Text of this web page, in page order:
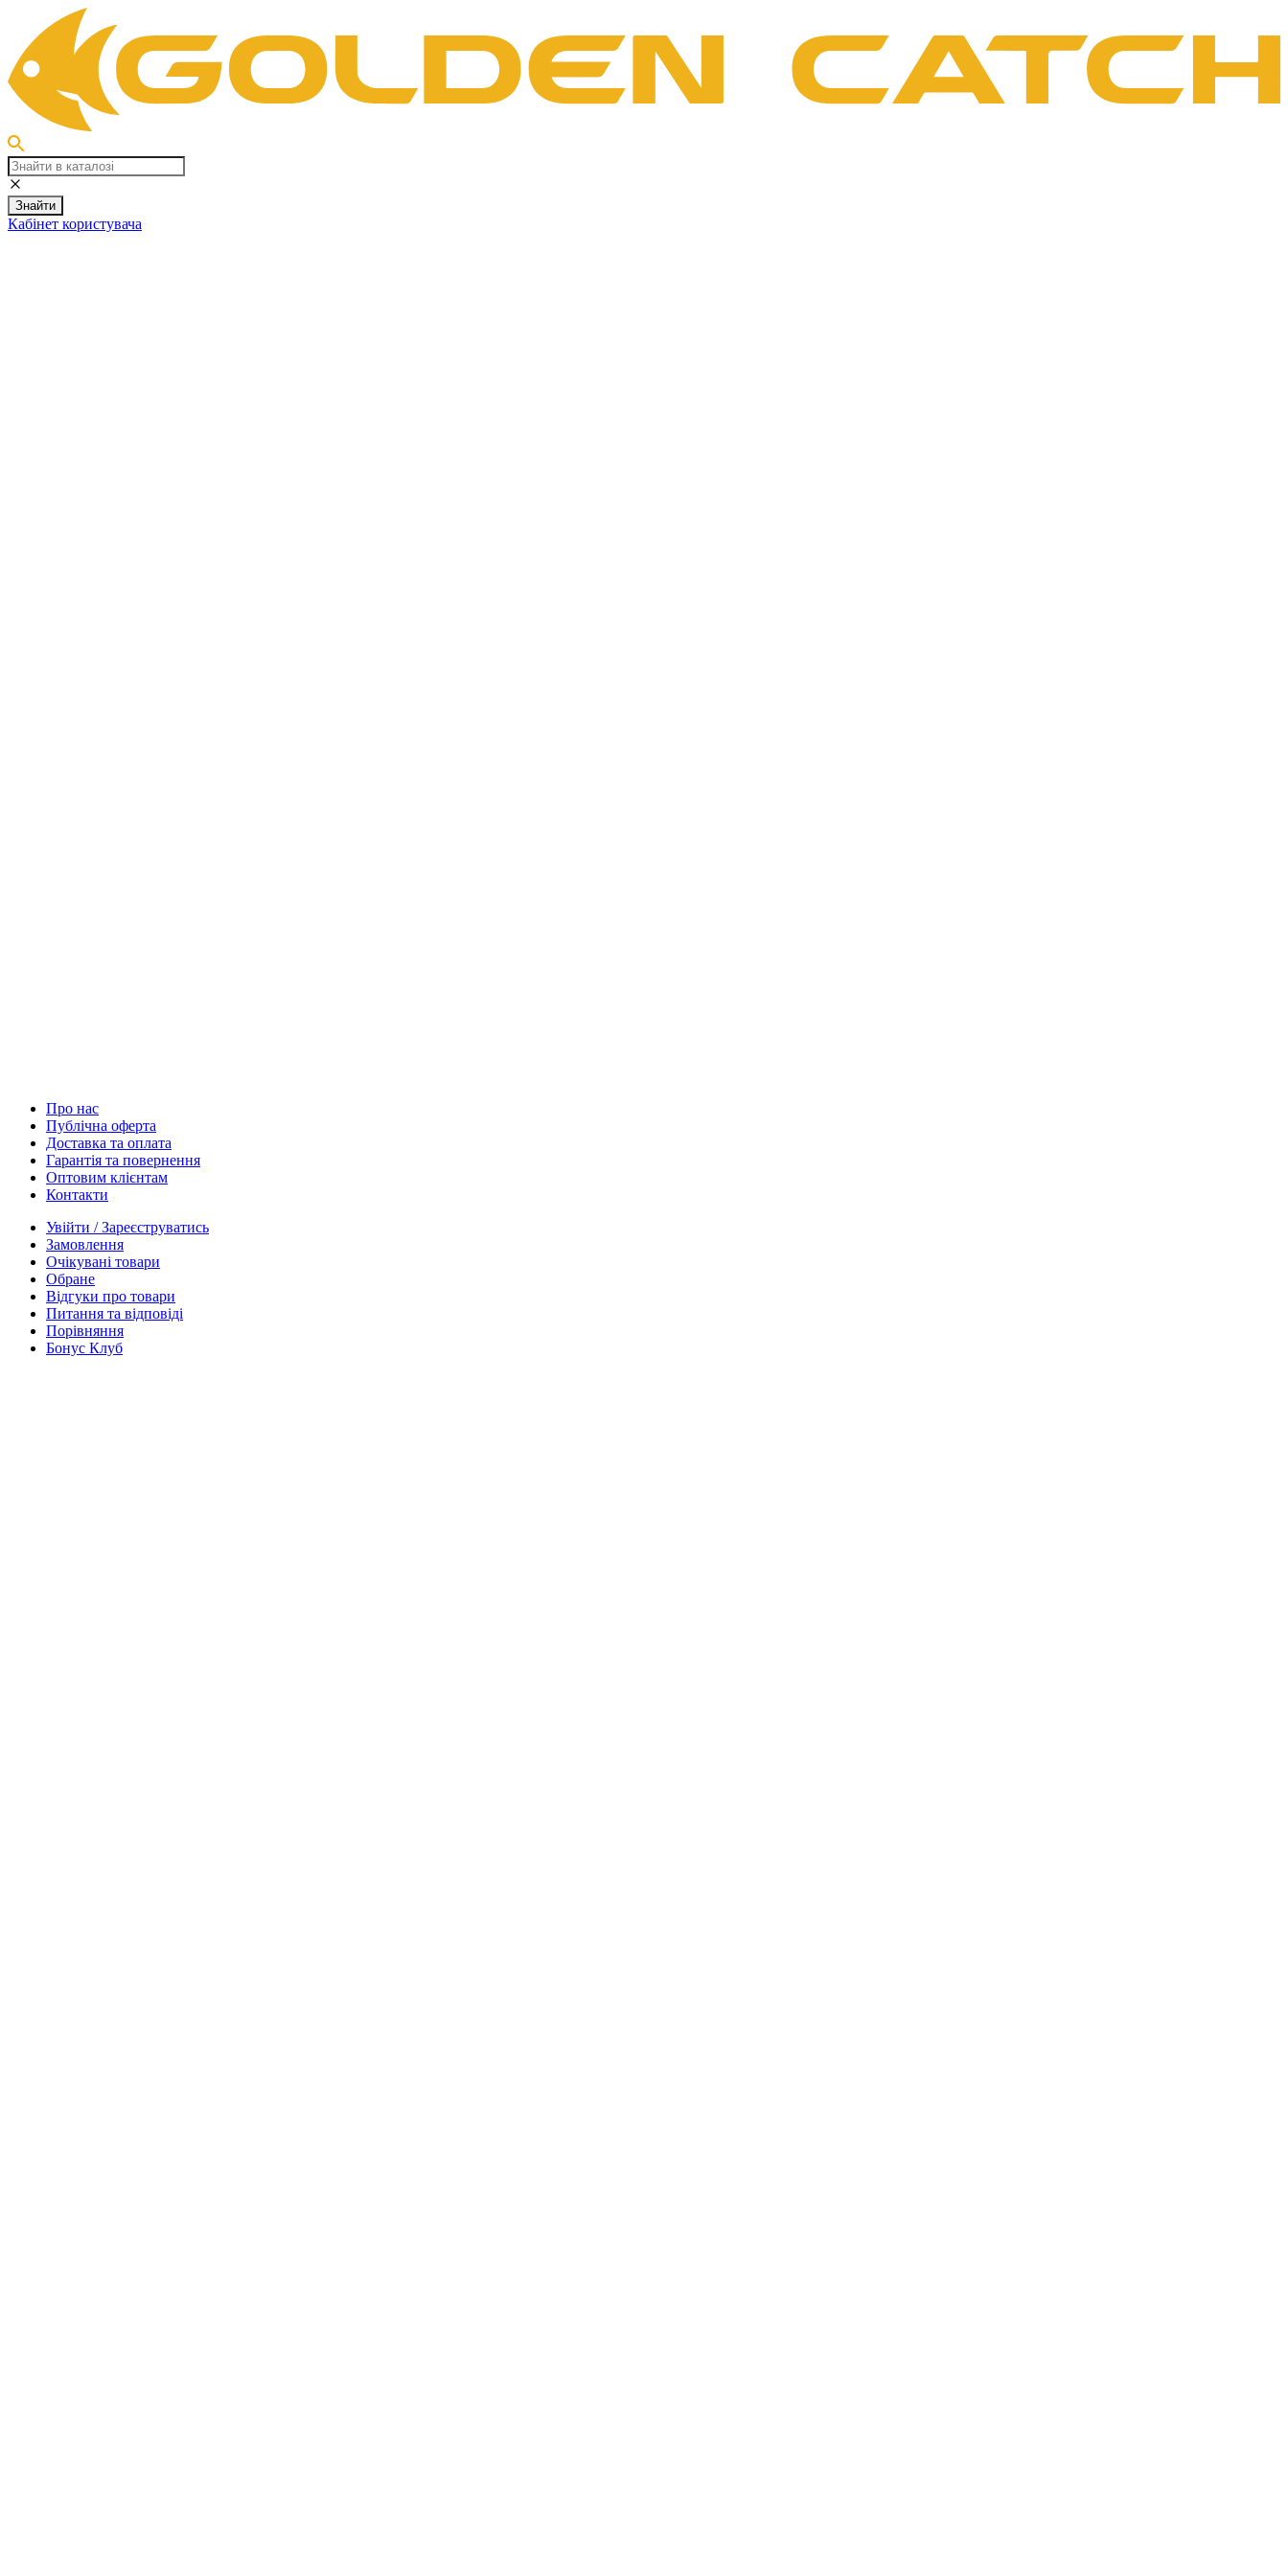
Знайти
Кабінет користувача
Про нас
Публічна оферта
Доставка та оплата
Гарантія та повернення
Оптовим клієнтам
Контакти
Увійти / Зареєструватись
Замовлення
Очікувані товари
Обране
Відгуки про товари
Питання та відповіді
Порівняння
Бонус Клуб